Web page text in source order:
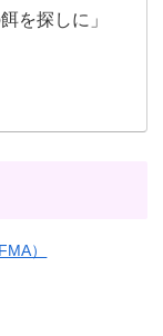
を探しに」
）